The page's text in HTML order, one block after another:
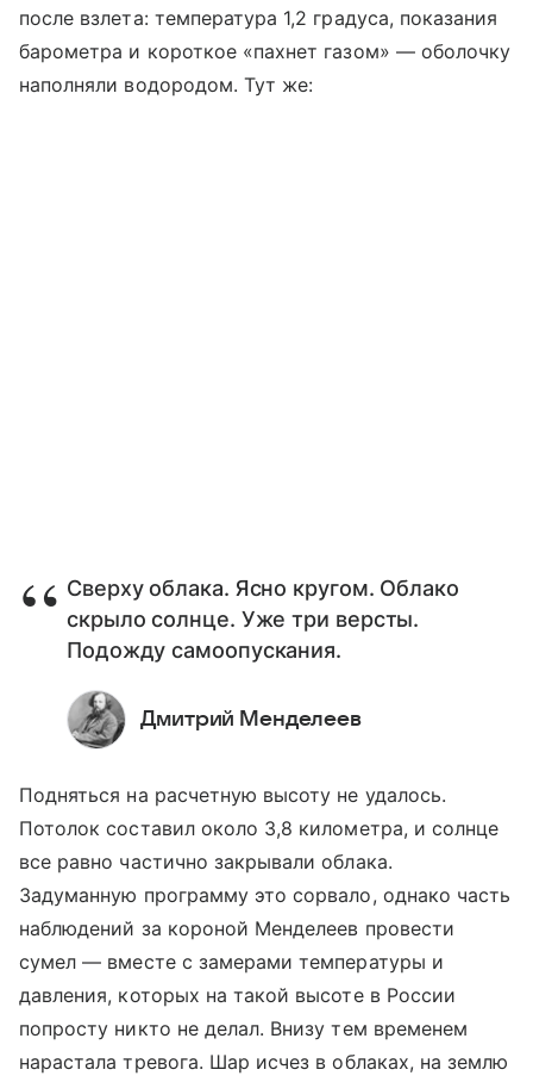
после взлета: температура 1,2 градуса, показания
барометра и короткое «пахнет газом» — оболочку
наполняли водородом. Тут же:
Сверху облака. Ясно кругом. Облако
скрыло солнце. Уже три версты.
Подожду самоопускания.
Дмитрий Менделеев
Подняться на расчетную высоту не удалось.
Потолок составил около 3,8 километра, и солнце
все равно частично закрывали облака.
Задуманную программу это сорвало, однако часть
наблюдений за короной Менделеев провести
сумел — вместе с замерами температуры и
давления, которых на такой высоте в России
попросту никто не делал. Внизу тем временем
нарастала тревога. Шар исчез в облаках, на землю